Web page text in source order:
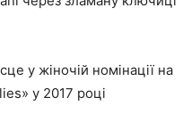
у жіночій номінації на
у 2017 році